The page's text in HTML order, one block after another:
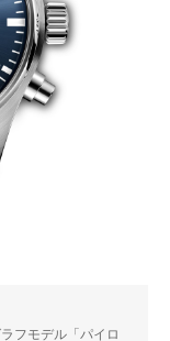
フモデル「パイロ